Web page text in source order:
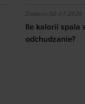
i na siłowni
na odchudzanie?
[Recenzja]
Dodano: 26-06-2026
[Recenzja]